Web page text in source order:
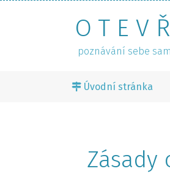
poznávání sebe
Úvodní stránka
Zásady